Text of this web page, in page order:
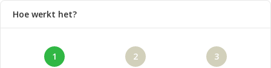
Hoe werkt het?
1 2 3